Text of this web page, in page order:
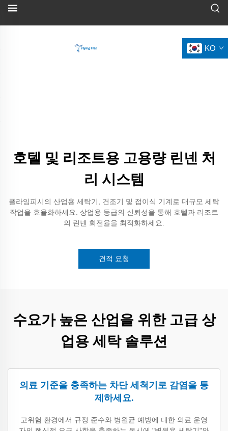
KO
호텔 및 리조트용 고용량 린넨 처
리 시스템
플라잉피시의 산업용 세탁기, 건조기 및 접이식 기계로 대규모 세탁
작업을 효율화하세요. 상업용 등급의 신뢰성을 통해 호텔과 리조트
의 린넨 회전율을 최적화하세요.
견적 요청
수요가 높은 산업을 위한 고급 상
업용 세탁 솔루션
의료 기준을 충족하는 차단 세척기로 감염을 통
제하세요.
고위험 환경에서 규정 준수와 병원균 예방에 대한 의료 운영